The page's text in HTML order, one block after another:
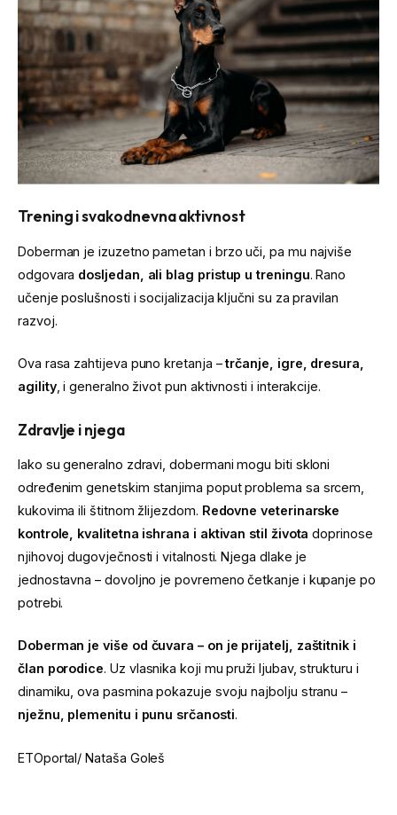
Trening i svakodnevna aktivnost
Doberman je izuzetno pametan i brzo uči, pa mu najviše
odgovara dosljedan, ali blag pristup u treningu. Rano
učenje poslušnosti i socijalizacija ključni su za pravilan
razvoj.
Ova rasa zahtijeva puno kretanja –trčanje, igre, dresura,
agility, i generalno život pun aktivnosti i interakcije.
Zdravlje i njega
Iako su generalno zdravi, dobermani mogu biti skloni
određenim genetskim stanjima poput problema sa srcem,
kukovima ili štitnom žlijezdom. Redovne veterinarske
kontrole, kvalitetna ishrana i aktivan stil života doprinose
njihovoj dugovječnosti i vitalnosti. Njega dlake je
jednostavna – dovoljno je povremeno četkanje i kupanje po
potrebi.
Doberman je više od čuvara – on je prijatelj, zaštitnik i
član porodice. Uz vlasnika koji mu pruži ljubav, strukturu i
dinamiku, ova pasmina pokazuje svoju najbolju stranu –
nježnu, plemenitu i punu srčanosti.
ETOportal/ Nataša Goleš